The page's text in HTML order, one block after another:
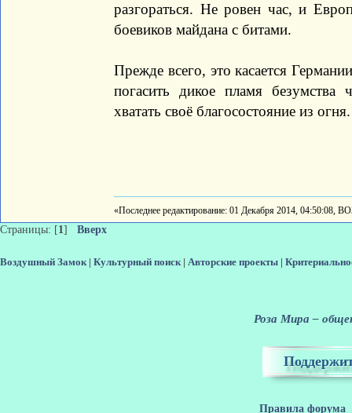
разгораться. Не ровен час, и
боевиков майдана с битами.
Прежде всего, это касается
погасить дикое пламя
хватать своё благосостояние из огня.
«Последнее редактирование: 01 Декабря 2014, 04:50:08,
Страницы: [1] Вверх
Воздушный Замок| Культурный поиск| Авторские проекты
Роза Мира –
Правила форума